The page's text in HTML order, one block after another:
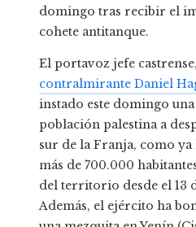
domingo tras recibir el
cohete antitanque.
El portavoz jefe
contralmirante Daniel
instado este domingo una
población palestina a
sur de la Franja, como ya
más de 700.000
del territorio desde el 13
Además, el ejército ha